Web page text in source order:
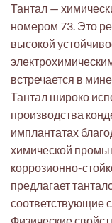
Тантал —
номером 73. Это
высокой
встречается в
Тантал широко
производства
имплантатах
химической
коррозионно-
предлагает
соответствующие